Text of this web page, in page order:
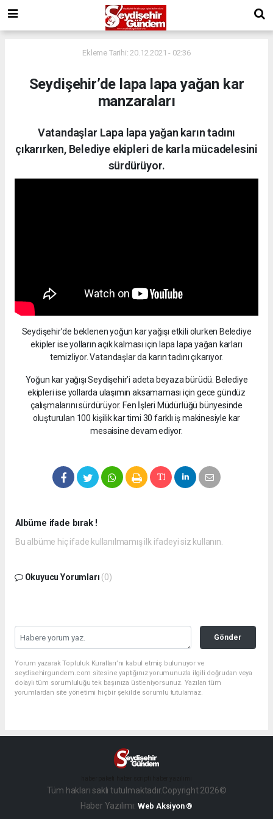
Ekleme Tarihi: 20.12.2021 - 02:36
Seydişehir’de lapa lapa yağan kar
manzaraları
Vatandaşlar Lapa lapa yağan karın tadını
çıkarırken, Belediye ekipleri de karla mücadelesini
sürdürüyor.
Seydişehir’de beklenen yoğun kar yağışı etkili olurken Belediye
ekipler ise yolların açık kalması için lapa lapa yağan karları
temizliyor. Vatandaşlar da karın tadını çıkarıyor.
Yoğun kar yağışı Seydişehir’i adeta beyaza bürüdü. Belediye
ekipleri ise yollarda ulaşımın aksamaması için gece gündüz
çalışmalarını sürdürüyor. Fen İşleri Müdürlüğü bünyesinde
oluşturulan 100 kişilik kar timi 30 farklı iş makinesiyle kar
mesaisine devam ediyor.
Albüme ifade bırak !
Bu albüme hiç ifade kullanılmamış ilk ifadeyi siz kullanın.
Okuyucu Yorumları (0)
Gönder
Yorum yazarak Topluluk Kuralları’nı kabul etmiş bulunuyor ve
seydisehirgundem.com sitesine yaptığınız yorumunuzla ilgili doğrudan veya
dolaylı tüm sorumluluğu tek başınıza üstleniyorsunuz. Yazılan tüm
yorumlardan site yönetimi hiçbir şekilde sorumlu tutulamaz.
Tüm hakları saklı tutulmaktadır.Copyright 2026©
Haber Yazılımı: Web Aksiyon ®